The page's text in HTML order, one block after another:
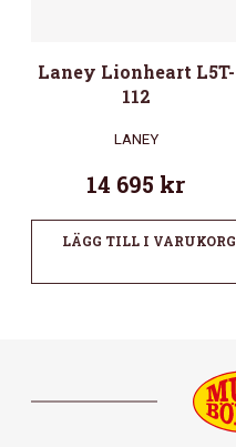
Laney Lionheart L5T-
112
LANEY
14 695 kr
LÄGG TILL I VARUKORG